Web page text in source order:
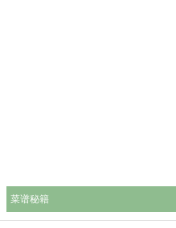
菜谱秘籍